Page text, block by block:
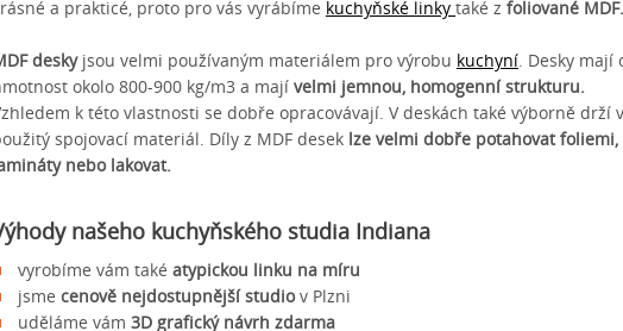
a prakticé, proto pro vás vyrábíme kuchyňské linky také z foliované MDF.
deskyjsou velmi používaným materiálem pro výrobu kuchyní. Desky mají
okolo 800-900 kg/m3 a mají velmi jemnou, homogenní strukturu.
k této vlastnosti se dobře opracovávají. V deskách také výborně drží
spojovací materiál. Díly z MDF desek lze velmi dobře potahovat foliemi,
nebo lakovat.
našeho kuchyňského studia Indiana
vyrobíme vám také atypickou linku na míru
jsme cenově nejdostupnější studiov Plzni
uděláme vám 3D grafický návrh zdarma